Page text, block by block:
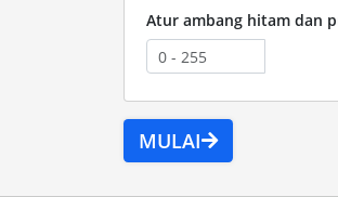
Atur ambang hitam dan
MULAI